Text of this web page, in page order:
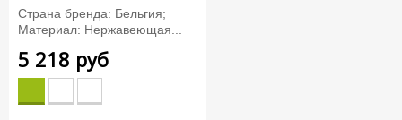
Страна бренда: Бельгия;
Материал: Нержавеющая...
5 218 руб